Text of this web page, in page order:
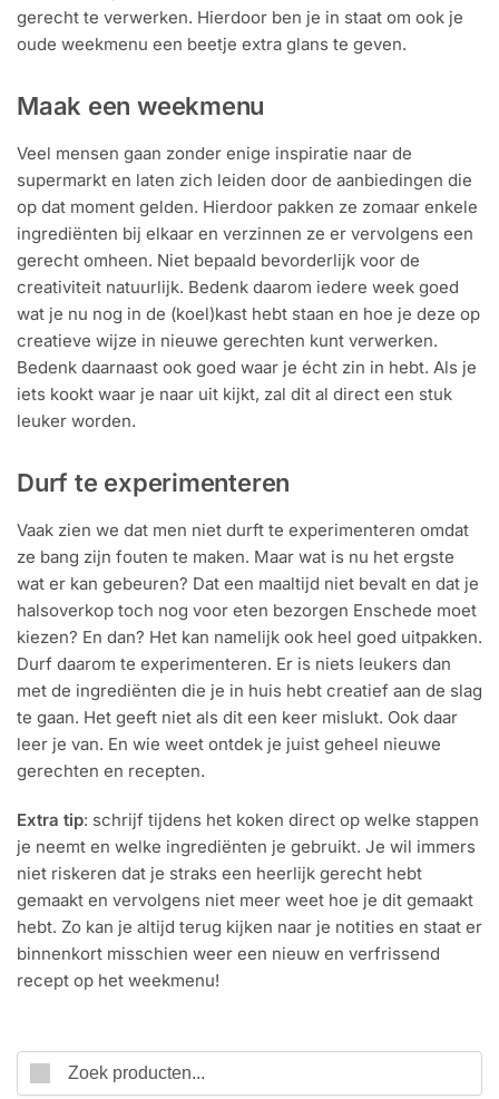
gerecht te verwerken. Hierdoor ben je in staat om ook je
oude weekmenu een beetje extra glans te geven.
Maak een weekmenu
Veel mensen gaan zonder enige inspiratie naar de
supermarkt en laten zich leiden door de aanbiedingen die
op dat moment gelden. Hierdoor pakken ze zomaar enkele
ingrediënten bij elkaar en verzinnen ze er vervolgens een
gerecht omheen. Niet bepaald bevorderlijk voor de
creativiteit natuurlijk. Bedenk daarom iedere week goed
wat je nu nog in de (koel)kast hebt staan en hoe je deze op
creatieve wijze in nieuwe gerechten kunt verwerken.
Bedenk daarnaast ook goed waar je écht zin in hebt. Als je
iets kookt waar je naar uit kijkt, zal dit al direct een stuk
leuker worden.
Durf te experimenteren
Vaak zien we dat men niet durft te experimenteren omdat
ze bang zijn fouten te maken. Maar wat is nu het ergste
wat er kan gebeuren? Dat een maaltijd niet bevalt en dat je
halsoverkop toch nog voor eten bezorgen Enschede moet
kiezen? En dan? Het kan namelijk ook heel goed uitpakken.
Durf daarom te experimenteren. Er is niets leukers dan
met de ingrediënten die je in huis hebt creatief aan de slag
te gaan. Het geeft niet als dit een keer mislukt. Ook daar
leer je van. En wie weet ontdek je juist geheel nieuwe
gerechten en recepten.
Extra tip: schrijf tijdens het koken direct op welke stappen
je neemt en welke ingrediënten je gebruikt. Je wil immers
niet riskeren dat je straks een heerlijk gerecht hebt
gemaakt en vervolgens niet meer weet hoe je dit gemaakt
hebt. Zo kan je altijd terug kijken naar je notities en staat er
binnenkort misschien weer een nieuw en verfrissend
recept op het weekmenu!